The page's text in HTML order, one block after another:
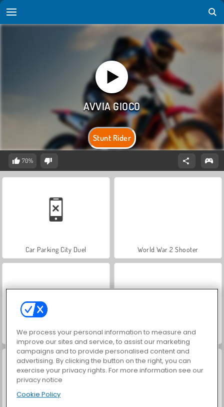
Stunt Rider
70%
Car Parking City Duel World War 2 Shooter
Hidden Object: Street of Secrets VegaMix Da Vinci Puzzles
We process your personal information to measure and
improve our sites and service, to assist our marketing
campaigns and to provide personalised content and
advertising. By clicking the button on the right, you can
exercise your privacy rights. For more information see our
privacy notice
Cookie Policy